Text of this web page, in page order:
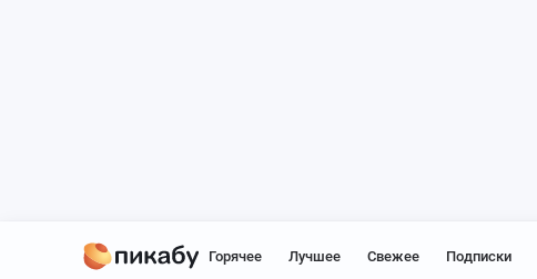
Горячее Лучшее Свежее Подписки